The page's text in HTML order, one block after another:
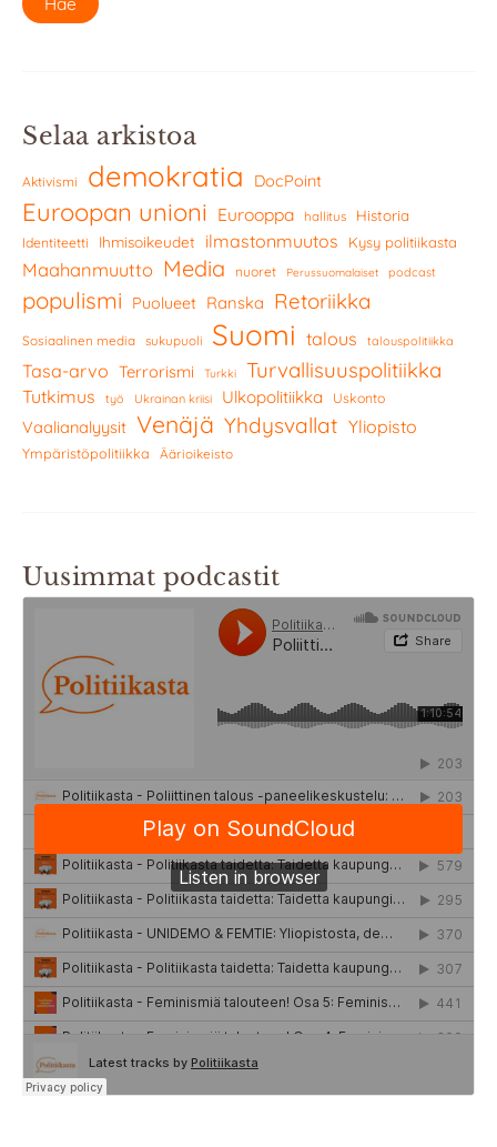
Selaa arkistoa
Aktivismi demokratia DocPoint
Euroopan unioni Eurooppa hallitus Historia
Identiteetti Ihmisoikeudet ilmastonmuutos Kysy politiikasta
Maahanmuutto Media nuoret Perussuomalaiset podcast
populismi Puolueet Ranska Retoriikka
Sosiaalinen media sukupuoli Suomi talous talouspolitiikka
Tasa-arvo Terrorismi Turkki Turvallisuuspolitiikka
Tutkimus työ Ukrainan kriisi Ulkopolitiikka Uskonto
Vaalianalyysit Venäjä Yhdysvallat Yliopisto
Ympäristöpolitiikka Äärioikeisto
Uusimmat podcastit